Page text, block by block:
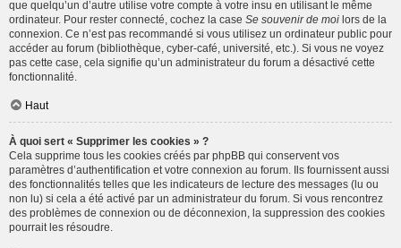
que quelqu’un d’autre utilise votre compte à votre insu en utilisant le même
ordinateur. Pour rester connecté, cochez la case Se souvenir de moi lors de la
connexion. Ce n’est pas recommandé si vous utilisez un ordinateur public pour
accéder au forum (bibliothèque, cyber-café, université, etc.). Si vous ne voyez
pas cette case, cela signifie qu’un administrateur du forum a désactivé cette
fonctionnalité.
Haut
À quoi sert « Supprimer les cookies » ?
Cela supprime tous les cookies créés par phpBB qui conservent vos
paramètres d’authentification et votre connexion au forum. Ils fournissent aussi
des fonctionnalités telles que les indicateurs de lecture des messages (lu ou
non lu) si cela a été activé par un administrateur du forum. Si vous rencontrez
des problèmes de connexion ou de déconnexion, la suppression des cookies
pourrait les résoudre.